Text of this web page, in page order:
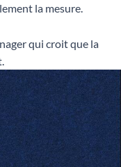
la mesure.
qui croit que la